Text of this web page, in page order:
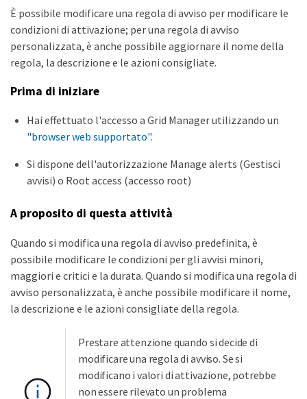
È possibile modificare una regola di avviso per modificare le
condizioni di attivazione; per una regola di avviso
personalizzata, è anche possibile aggiornare il nome della
regola, la descrizione e le azioni consigliate.
Prima di iniziare
Hai effettuato l'accesso a Grid Manager utilizzando un
"browser web supportato".
Si dispone dell'autorizzazione Manage alerts (Gestisci
avvisi) o Root access (accesso root)
A proposito di questa attività
Quando si modifica una regola di avviso predefinita, è
possibile modificare le condizioni per gli avvisi minori,
maggiori e critici e la durata. Quando si modifica una regola di
avviso personalizzata, è anche possibile modificare il nome,
la descrizione e le azioni consigliate della regola.
Prestare attenzione quando si decide di
modificare una regola di avviso. Se si
modificano i valori di attivazione, potrebbe
non essere rilevato un problema